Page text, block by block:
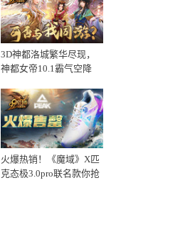
3D神都洛城繁华尽现，
神都女帝10.1霸气空降
火爆热销！《魔域》X匹
克态极3.0pro联名款你抢